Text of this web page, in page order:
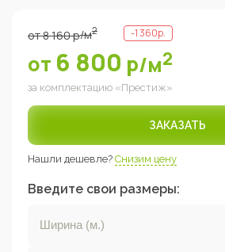
от8 160р/м2 -1 360р.
от 6 800 р/м2
за комплектацию «Престиж»
ЗАКАЗАТЬ
Нашли дешевле? Снизим цену
Введите свои размеры: